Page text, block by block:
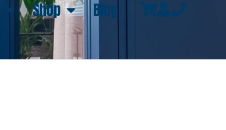
Shop Blog